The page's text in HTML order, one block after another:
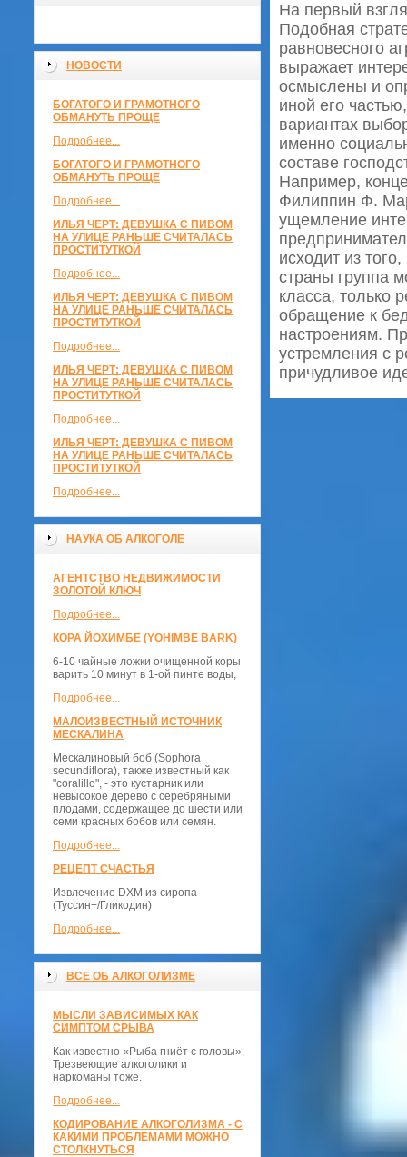
НОВОСТИ
БОГАТОГО И ГРАМОТНОГО
ОБМАНУТЬ ПРОЩЕ
Подробнее...
БОГАТОГО И ГРАМОТНОГО
ОБМАНУТЬ ПРОЩЕ
Подробнее...
ИЛЬЯ ЧЕРТ: ДЕВУШКА С ПИВОМ
НА УЛИЦЕ РАНЬШЕ СЧИТАЛАСЬ
ПРОСТИТУТКОЙ
Подробнее...
ИЛЬЯ ЧЕРТ: ДЕВУШКА С ПИВОМ
НА УЛИЦЕ РАНЬШЕ СЧИТАЛАСЬ
ПРОСТИТУТКОЙ
Подробнее...
ИЛЬЯ ЧЕРТ: ДЕВУШКА С ПИВОМ
НА УЛИЦЕ РАНЬШЕ СЧИТАЛАСЬ
ПРОСТИТУТКОЙ
Подробнее...
ИЛЬЯ ЧЕРТ: ДЕВУШКА С ПИВОМ
НА УЛИЦЕ РАНЬШЕ СЧИТАЛАСЬ
ПРОСТИТУТКОЙ
Подробнее...
НАУКА ОБ АЛКОГОЛЕ
АГЕНТСТВО НЕДВИЖИМОСТИ
ЗОЛОТОЙ КЛЮЧ
Подробнее...
КОРА ЙОХИМБЕ (YOHIMBE BARK)
6-10 чайные ложки очищенной коры
варить 10 минут в 1-ой пинте воды,
Подробнее...
МАЛОИЗВЕСТНЫЙ ИСТОЧНИК
МЕСКАЛИНА
Мескалиновый боб (Sophora
secundiflora), также известный как
"coralillo", - это кустарник или
невысокое дерево с серебряными
плодами, содержащее до шести или
семи красных бобов или семян.
Подробнее...
РЕЦЕПТ СЧАСТЬЯ
Извлечение DXM из сиропа
(Туссин+/Гликодин)
Подробнее...
ВСЕ ОБ АЛКОГОЛИЗМЕ
МЫСЛИ ЗАВИСИМЫХ КАК
СИМПТОМ СРЫВА
Как известно «Рыба гниёт с головы».
Трезвеющие алкоголики и
наркоманы тоже.
Подробнее...
КОДИРОВАНИЕ АЛКОГОЛИЗМА - С
КАКИМИ ПРОБЛЕМАМИ МОЖНО
СТОЛКНУТЬСЯ
На первый
Подобная
равновесного
выражает
осмыслены и
иной его
вариантах
именно
составе
Например,
Филиппин Ф.
ущемление
исходит из
страны группа
класса, только
обращение к
настроениям.
устремления с
причудливое